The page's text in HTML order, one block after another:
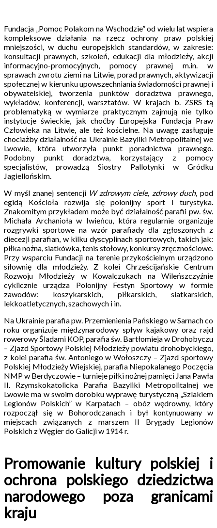
Fundacja „Pomoc Polakom na Wschodzie” od wielu lat wspiera
kompleksowe działania na rzecz ochrony praw polskiej
mniejszości, w duchu europejskich standardów, w zakresie:
konsultacji prawnych, szkoleń, edukacji dla młodzieży, akcji
informacyjno-promocyjnych, pomocy prawnej m.in. w
sprawach zwrotu ziemi na Litwie, porad prawnych, aktywizacji
społecznej w kierunku upowszechniania świadomości prawnej i
obywatelskiej, tworzenia punktów doradztwa prawnego,
wykładów, konferencji, warsztatów. W krajach b. ZSRS tą
problematyką w wymiarze praktycznym zajmują nie tylko
instytucje świeckie, jak choćby Europejska Fundacja Praw
Człowieka na Litwie, ale też kościelne. Na uwagę zasługuje
chociażby działalność na Ukrainie Bazyliki Metropolitalnej we
Lwowie, która utworzyła punkt poradnictwa prawnego.
Podobny punkt doradztwa, korzystający z pomocy
specjalistów, prowadzą Siostry Pallotynki w Gródku
Jagiellońskim.
W myśl znanej sentencji W zdrowym ciele, zdrowy duch, pod
egidą Kościoła rozwija się polonijny sport i turystyka.
Znakomitym przykładem może być działalność parafii pw. św.
Michała Archanioła w Iwieńcu, która regularnie organizuje
rozgrywki sportowe na wzór parafiady dla zgłoszonych z
diecezji parafian, w kilku dyscyplinach sportowych, takich jak:
piłka nożna, siatkówka, tenis stołowy, konkursy zręcznościowe.
Przy wsparciu Fundacji na terenie przykościelnym urządzono
siłownię dla młodzieży. Z kolei Chrześcijańskie Centrum
Rozwoju Młodzieży w Kowalczukach na Wileńszczyźnie
cyklicznie urządza Polonijny Festyn Sportowy w formie
zawodów: koszykarskich, piłkarskich, siatkarskich,
lekkoatletycznych, szachowych i in.
Na Ukrainie parafia pw. Przemienienia Pańskiego w Sarnach co
roku organizuje międzynarodowy spływ kajakowy oraz rajd
rowerowy Śladami KOP, parafia św. Bartłomieja w Drohobyczu
– Zjazd Sportowy Polskiej Młodzieży powiatu drohobyckiego,
z kolei parafia św. Antoniego w Wołoszczy – Zjazd sportowy
Polskiej Młodzieży Wiejskiej, parafia Niepokalanego Poczęcia
NMP w Berdyczowie – turnieje piłki nożnej pamięci Jana Pawła
II. Rzymskokatolicka Parafia Bazyliki Metropolitalnej we
Lwowie ma w swoim dorobku wyprawę turystyczną „Szlakiem
Legionów Polskich” w Karpatach – obóz wędrowny, który
rozpoczął się w Bohorodczanach i był kontynuowany w
miejscach związanych z marszem II Brygady Legionów
Polskich z Węgier do Galicji w 1914 r.
Promowanie kultury polskiej i
ochrona polskiego dziedzictwa
narodowego poza granicami
kraju